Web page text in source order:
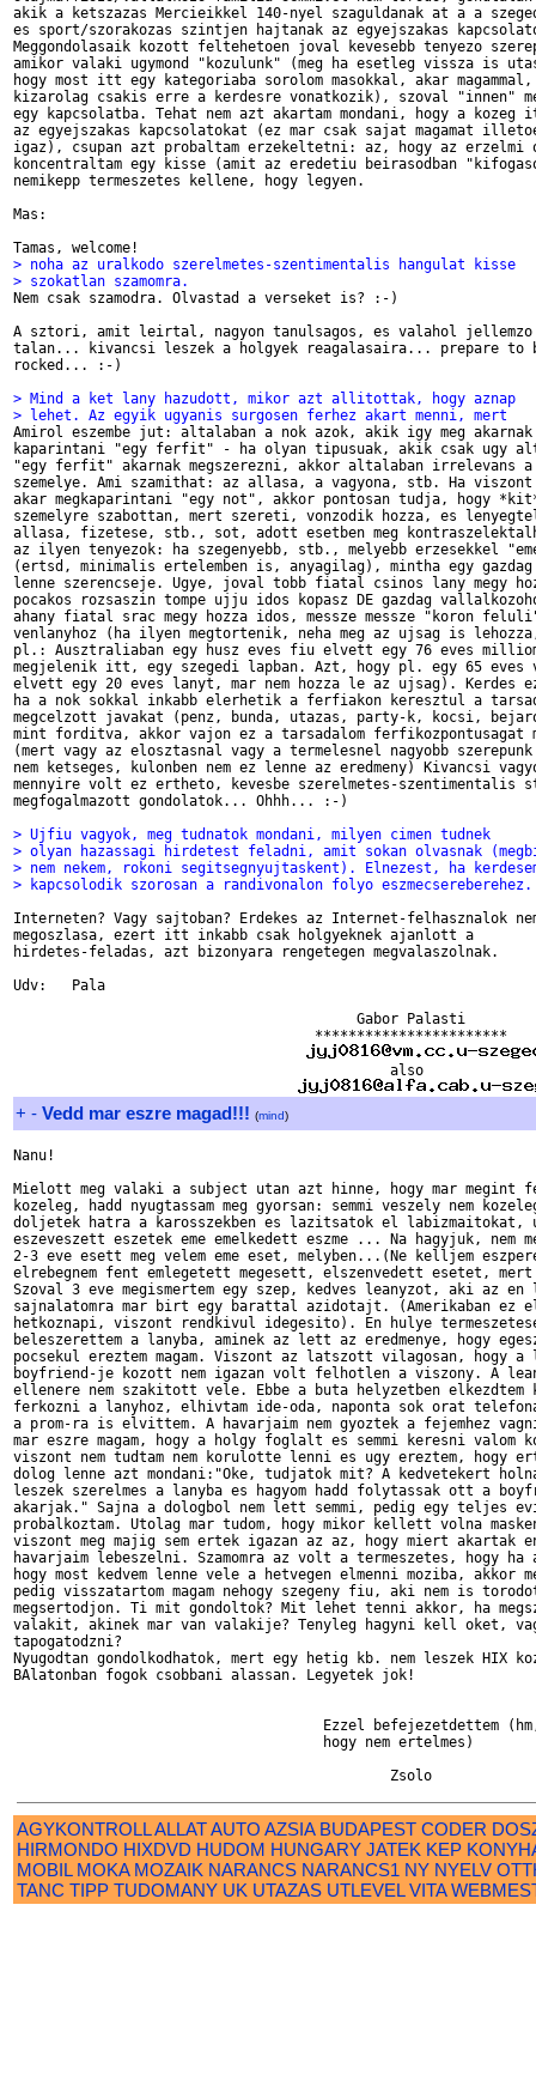
akik a ketszazas Mercieikkel 140-nyel szaguldanak at a a
es sport/szorakozas szintjen hajtanak az egyejszakas
Meggondolasaik kozott feltehetoen joval kevesebb tenyezo
amikor valaki ugymond "kozulunk" (meg ha esetleg vissza is
hogy most itt egy kategoriaba sorolom masokkal, akar
kizarolag csakis erre a kerdesre vonatkozik), szoval "innen"
egy kapcsolatba. Tehat nem azt akartam mondani, hogy a
az egyejszakas kapcsolatokat (ez mar csak sajat magamat
igaz), csupan azt probaltam erzekeltetni: az, hogy az erzelmi
koncentraltam egy kisse (amit az eredetiu beirasodban
nemikepp termeszetes kellene, hogy legyen.
Mas:
> noha az uralkodo szerelmetes-szentimentalis hangulat kisse
> szokatlan szamomra.
Nem csak szamodra. Olvastad a verseket is? :-)
A sztori, amit leirtal, nagyon tanulsagos, es valahol
talan... kivancsi leszek a holgyek reagalasaira... prepare to
rocked... :-)
> Mind a ket lany hazudott, mikor azt allitottak, hogy aznap
> lehet. Az egyik ugyanis surgosen ferhez akart menni, mert
Amirol eszembe jut: altalaban a nok azok, akik igy meg akarnak
kaparintani "egy ferfit" - ha olyan tipusuak, akik csak ugy
"egy ferfit" akarnak megszerezni, akkor altalaban irrelevans
szemelye. Ami szamithat: az allasa, a vagyona, stb. Ha
akar megkaparintani "egy not", akkor pontosan tudja, hogy
szemelyre szabottan, mert szereti, vonzodik hozza, es
allasa, fizetese, stb., sot, adott esetben meg
az ilyen tenyezok: ha szegenyebb, stb., melyebb erzesekkel
(ertsd, minimalis ertelemben is, anyagilag), mintha egy
lenne szerencseje. Ugye, joval tobb fiatal csinos lany megy
pocakos rozsaszin tompe ujju idos kopasz DE gazdag
ahany fiatal srac megy hozza idos, messze messze "koron feluli"
venlanyhoz (ha ilyen megtortenik, neha meg az ujsag is
pl.: Ausztraliaban egy husz eves fiu elvett egy 76 eves
megjelenik itt, egy szegedi lapban. Azt, hogy pl. egy 65 eves
elvett egy 20 eves lanyt, mar nem hozza le az ujsag). Kerdes
ha a nok sokkal inkabb elerhetik a ferfiakon keresztul a
megcelzott javakat (penz, bunda, utazas, party-k, kocsi,
mint forditva, akkor vajon ez a tarsadalom ferfikozpontusagat
(mert vagy az elosztasnal vagy a termelesnel nagyobb
nem ketseges, kulonben nem ez lenne az eredmeny) Kivancsi
mennyire volt ez ertheto, kevesbe szerelmetes-szentimentalis
megfogalmazott gondolatok... Ohhh... :-)
> Ujfiu vagyok, meg tudnatok mondani, milyen cimen tudnek
> olyan hazassagi hirdetest feladni, amit sokan olvasnak
> nem nekem, rokoni segitsegnyujtaskent). Elnezest, ha
> kapcsolodik szorosan a randivonalon folyo eszmecsereberehez.
Interneten? Vagy sajtoban? Erdekes az Internet-felhasznalok
megoszlasa, ezert itt inkabb csak holgyeknek ajanlott a
hirdetes-feladas, azt bizonyara rengetegen megvalaszolnak.
Udv:   Pala
                                         Gabor Palasti
                                    ***********************
                                             also
+ - Vedd mar eszre magad!!! (mind)
Nanu!
Mielott meg valaki a subject utan azt hinne, hogy mar megint
kozeleg, hadd nyugtassam meg gyorsan: semmi veszely nem
doljetek hatra a karosszekben es lazitsatok el labizmaitokat,
eszeveszett eszetek eme emelkedett eszme ... Na hagyjuk, nem
2-3 eve esett meg velem eme eset, melyben...(Ne kelljem
elrebegnem fent emlegetett megesett, elszenvedett esetet, mert
Szoval 3 eve megismertem egy szep, kedves leanyzot, aki az en
sajnalatomra mar birt egy barattal azidotajt. (Amerikaban ez
hetkoznapi, viszont rendkivul idegesito). En hulye
beleszerettem a lanyba, aminek az lett az eredmenye, hogy
pocsekul ereztem magam. Viszont az latszott vilagosan, hogy a
boyfriend-je kozott nem igazan volt felhotlen a viszony. A
ellenere nem szakitott vele. Ebbe a buta helyzetben elkezdtem
ferkozni a lanyhoz, elhivtam ide-oda, naponta sok orat
a prom-ra is elvittem. A havarjaim nem gyoztek a fejemhez
mar eszre magam, hogy a holgy foglalt es semmi keresni valom
viszont nem tudtam nem korulotte lenni es ugy ereztem, hogy
dolog lenne azt mondani:"Oke, tudjatok mit? A kedvetekert
leszek szerelmes a lanyba es hagyom hadd folytassak ott a
akarjak." Sajna a dologbol nem lett semmi, pedig egy teljes
probalkoztam. Utolag mar tudom, hogy mikor kellett volna
viszont meg majig sem ertek igazan az az, hogy miert akartak
havarjaim lebeszelni. Szamomra az volt a termeszetes, hogy ha
hogy most kedvem lenne vele a hetvegen elmenni moziba, akkor
pedig visszatartom magam nehogy szegeny fiu, aki nem is
megsertodjon. Ti mit gondoltok? Mit lehet tenni akkor, ha
valakit, akinek mar van valakije? Tenyleg hagyni kell oket,
tapogatodzni?
Nyugodtan gondolkodhatok, mert egy hetig kb. nem leszek HIX
BAlatonban fogok csobbani alassan. Legyetek jok!
Ezzel befejezetdettem
                                     hogy nem ertelmes)
AGYKONTROLLALLATAUTO AZSIA BUDAPEST CODER
HIRMONDO HIXDVD HUDOM HUNGARY JATEK KEP
MOBIL MOKA MOZAIK NARANCS NARANCS1 NY NYELV
TANC TIPP TUDOMANY UK UTAZAS UTLEVEL VITA